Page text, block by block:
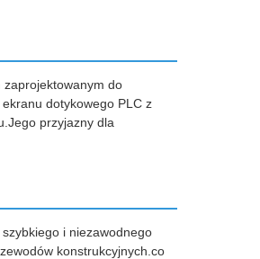
zaprojektowanym do
dotykowego PLC z
przyjazny dla
i niezawodnego
konstrukcyjnych.co